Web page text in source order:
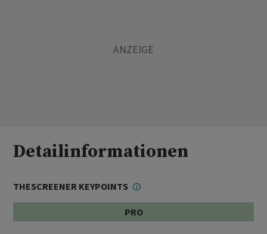
Detailinformationen
THESCREENER KEYPOINTS
PRO